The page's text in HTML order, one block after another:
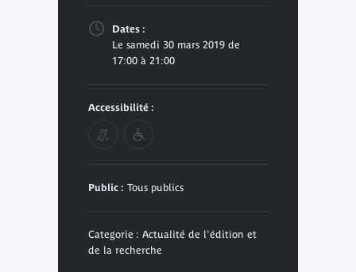
Dates :
Le samedi 30 mars 2019 de
17:00 à 21:00
Accessibilité :
Public : Tous publics
Categorie : Actualité de l'édition et
de la recherche